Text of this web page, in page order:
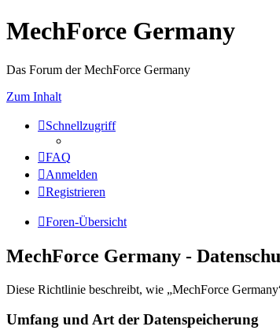
MechForce Germany
Das Forum der MechForce Germany
Zum Inhalt
Schnellzugriff
FAQ
Anmelden
Registrieren
Foren-Übersicht
MechForce Germany -
Diese Richtlinie beschreibt, wie „MechForce
Umfang und Art der Datenspeicherung